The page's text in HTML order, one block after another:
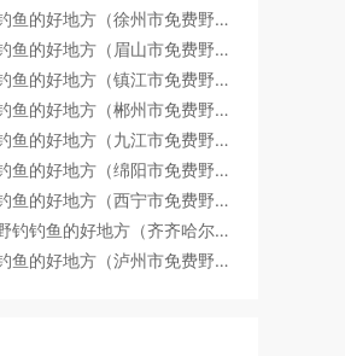
徐州市野钓钓鱼的好地方（徐州市免费野钓地点推荐）
眉山市野钓钓鱼的好地方（眉山市免费野钓地点推荐）
镇江市野钓钓鱼的好地方（镇江市免费野钓地点推荐）
郴州市野钓钓鱼的好地方（郴州市免费野钓地点推荐）
九江市野钓钓鱼的好地方（九江市免费野钓地点推荐）
绵阳市野钓钓鱼的好地方（绵阳市免费野钓地点推荐）
西宁市野钓钓鱼的好地方（西宁市免费野钓地点推荐）
齐齐哈尔市野钓钓鱼的好地方（齐齐哈尔市免费野钓地点推荐）
泸州市野钓钓鱼的好地方（泸州市免费野钓地点推荐）